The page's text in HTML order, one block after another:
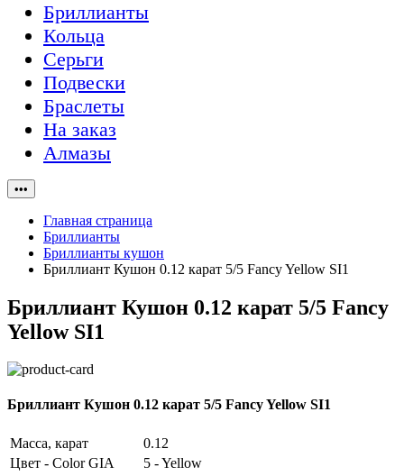
Бриллианты
Кольца
Серьги
Подвески
Браслеты
На заказ
Алмазы
•••
Главная страница
Бриллианты
Бриллианты кушон
Бриллиант Кушон 0.12 карат 5/5 Fancy Yellow SI1
Бриллиант Кушон 0.12 карат 5/5 Fancy
Yellow SI1
Бриллиант Кушон 0.12 карат 5/5 Fancy Yellow SI1
Масса, карат
0.12
Цвет - Color GIA
5 - Yellow